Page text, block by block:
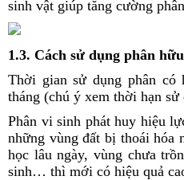
sinh vật giúp tăng cường
1.3. Cách sử dụng phân
Thời gian sử dụng phân
tháng (chú ý xem thời hạn sử
Phân vi sinh phát huy hiệu
những vùng đất bị thoái hóa
học lâu ngày, vùng chưa
sinh… thì mới có hiệu quả